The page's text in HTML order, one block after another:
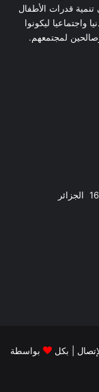
قدرات الأطفال
واجتماعيا ليكونوا
لمجتمعهم.
| بكل
بواسطة